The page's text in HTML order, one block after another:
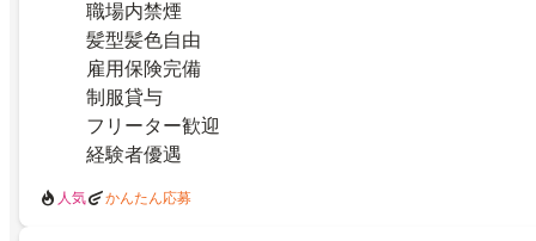
職場内禁煙
髪型髪色自由
雇用保険完備
制服貸与
フリーター歓迎
経験者優遇
人気 かんたん応募